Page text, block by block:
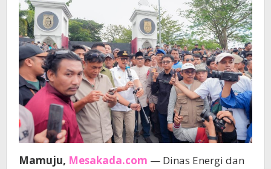
Soal
Tambang
Mamuju, Mesakada.com — Dinas Energi dan